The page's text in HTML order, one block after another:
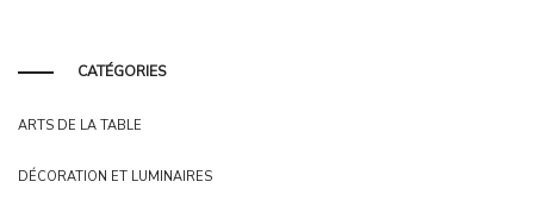
CATÉGORIES
ARTS DE LA TABLE
DÉCORATION ET LUMINAIRES